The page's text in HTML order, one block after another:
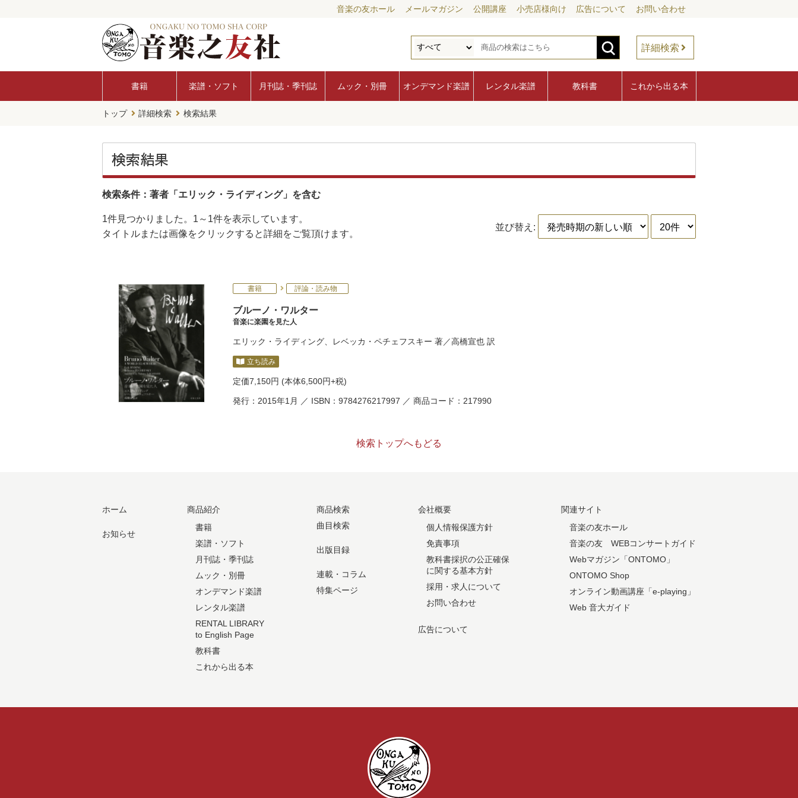
音楽の友ホール メールマガジン 公開講座 小売店様向け 広告について お問い合わせ
詳細検索
書籍 楽譜・ソフト 月刊誌・季刊誌 ムック・別冊 オンデマンド楽譜 レンタル楽譜 教科書 これから出る本
トップ 詳細検索 検索結果
検索結果
検索条件：著者「エリック・ライディング」を含む
1件見つかりました。 1～1件を表示しています。
タイトルまたは画像をクリックすると詳細をご覧頂けます。
並び替え:
書籍 評論・読み物
ブルーノ・ワルター
音楽に楽園を見た人
エリック・ライディング レベッカ・ペチェフスキー 著／高橋宣也 訳
立ち読み
定価7,150円 (本体6,500円+税)
発行：2015年1月 ／ ISBN：9784276217997 ／ 商品コード：217990
検索トップへもどる
ホーム
お知らせ
商品紹介
書籍
楽譜・ソフト
月刊誌・季刊誌
ムック・別冊
オンデマンド楽譜
レンタル楽譜
RENTAL LIBRARY
to English Page
教科書
これから出る本
商品検索
曲目検索
出版目録
連載・コラム
特集ページ
会社概要
個人情報保護方針
免責事項
教科書採択の公正確保
に関する基本方針
採用・求人について
お問い合わせ
広告について
関連サイト
音楽の友ホール
音楽の友 WEBコンサートガイド
Webマガジン「ONTOMO」
ONTOMO Shop
オンライン動画講座「e-playing」
Web 音大ガイド